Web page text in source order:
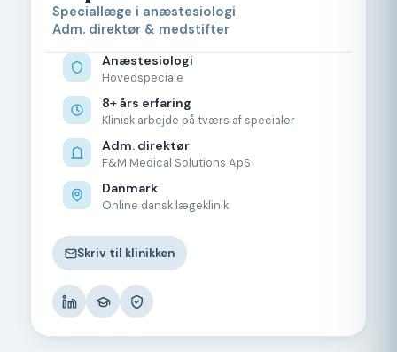
Speciallæge i anæstesiologi
Adm. direktør & medstifter
Anæstesiologi
Hovedspeciale
8+ års erfaring
Klinisk arbejde på tværs af specialer
Adm. direktør
F&M Medical Solutions ApS
Danmark
Online dansk lægeklinik
Skriv til klinikken